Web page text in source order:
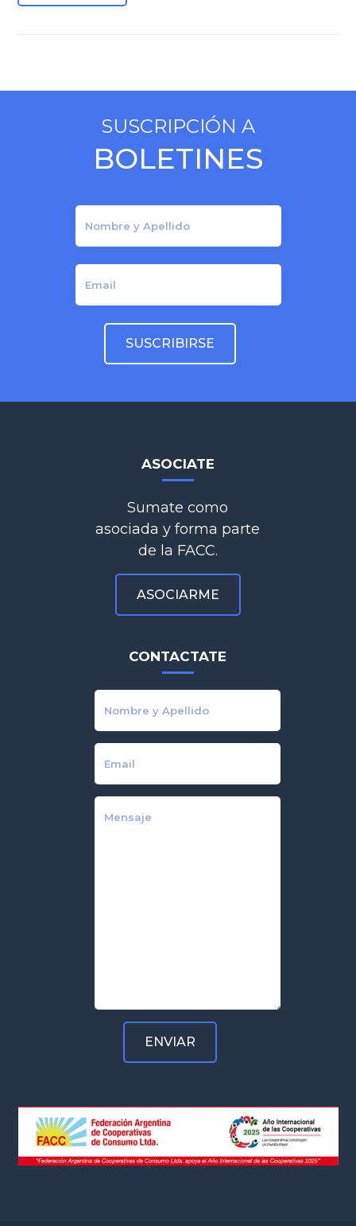
SUSCRIPCIÓN A
BOLETINES
ASOCIATE
Sumate como
asociada y forma parte
de la FACC.
ASOCIARME
CONTACTATE